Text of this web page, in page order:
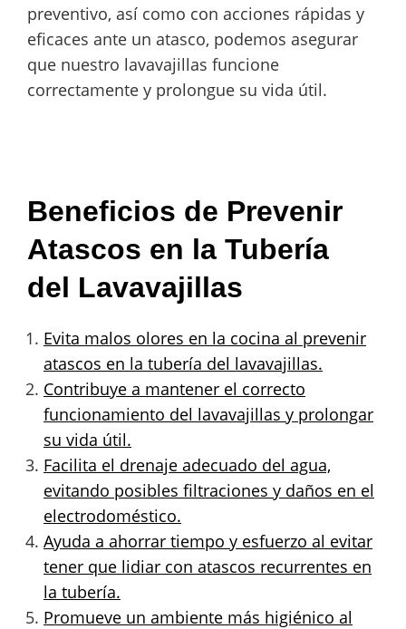
preventivo, así como con acciones rápidas y
eficaces ante un atasco, podemos asegurar
que nuestro lavavajillas funcione
correctamente y prolongue su vida útil.
Beneficios de Prevenir
Atascos en la Tubería
del Lavavajillas
Evita malos olores en la cocina al prevenir
atascos en la tubería del lavavajillas.
Contribuye a mantener el correcto
funcionamiento del lavavajillas y prolongar
su vida útil.
Facilita el drenaje adecuado del agua,
evitando posibles filtraciones y daños en el
electrodoméstico.
Ayuda a ahorrar tiempo y esfuerzo al evitar
tener que lidiar con atascos recurrentes en
la tubería.
Promueve un ambiente más higiénico al